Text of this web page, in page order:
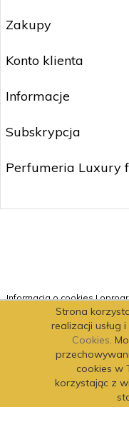
Zakupy
Konto klienta
Informacje
Subskrypcja
Perfumeria Luxury
Informacja o cookies |
Strona
realizacji usług
Cookies .
cookies w
korzystając z